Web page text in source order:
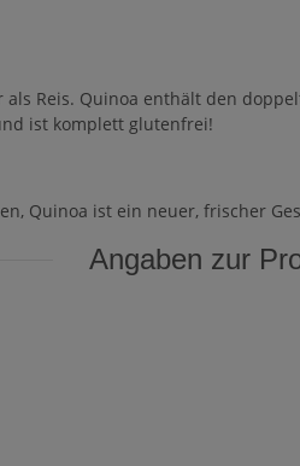
Reis. Quinoa enthält den
ist komplett glutenfrei!
Quinoa ist ein neuer, frischer
Angaben zur